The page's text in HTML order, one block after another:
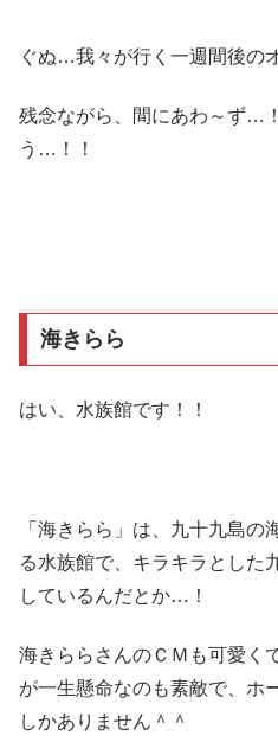
ぐぬ…我々が行く一週間後の
残念ながら、間にあわ～ず…
う…！！
海きらら
はい、水族館です！！
「海きらら」は、九十九島
る水族館で、キラキラとした
しているんだとか…！
海きららさんのＣＭも可愛く
が一生懸命なのも素敵で、ホ
しかありません＾＾